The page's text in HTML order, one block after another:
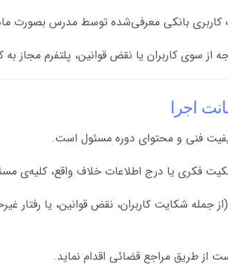
بانکی معرفی‌شده توسط مدرس بصورت
سوی کاربران یا نقض قوانین، پلتفرم مجاز
فنی و محتوای دوره مسئول است.
فکری یا درج اطلاعات خلاف واقع، کلیه‌ی
جمله شکایت کاربران، نقض قوانین، یا رفتار
از طریق مراجع قضائی اقدام نماید.